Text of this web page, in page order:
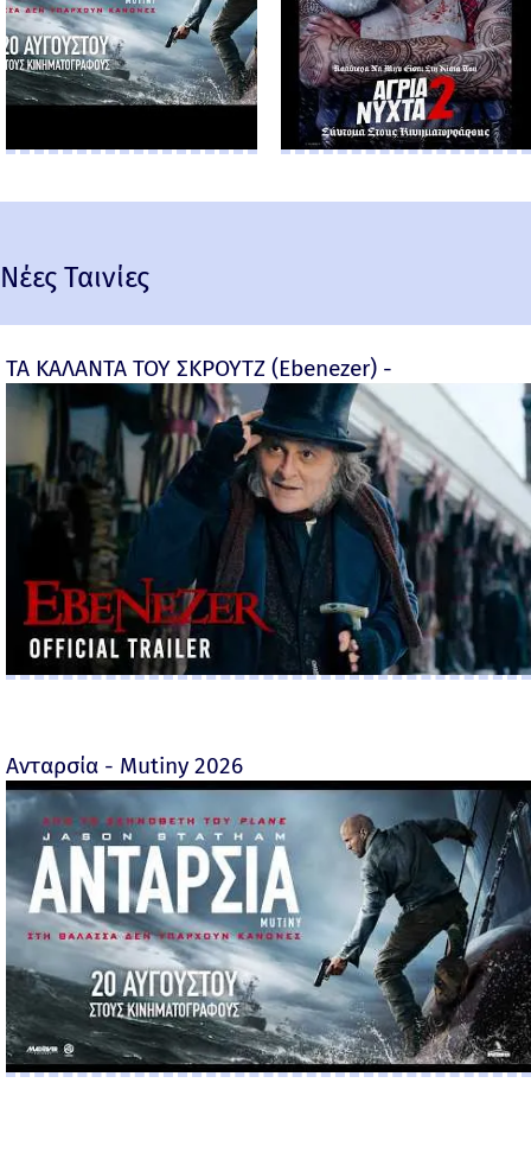
Νέες Ταινίες
ΤΑ ΚΑΛΑΝΤΑ ΤΟΥ ΣΚΡΟΥΤΖ (Ebenezer) -
Ανταρσία - Mutiny 2026